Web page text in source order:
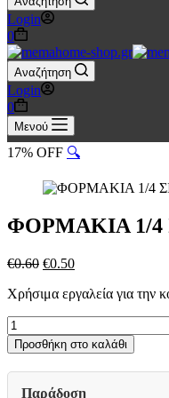
Login
Καλάθι
Αγορών
0
Αναζήτηση
Login
Καλάθι
Αγορών
0
Μενού
17% OFF 🔍
ΦΟΡΜΑΚΙΑ 1/4
€0.60 Original
was:
€0.50Η
τιμή
Χρήσιμα εργαλεία για την
ΦΟΡΜΑΚΙΑ
1/4
ΣΙΛΙΚΟΝΗΣ
"MUFFIN"
SK-
Προσθήκη στο καλάθι
Παράδοση